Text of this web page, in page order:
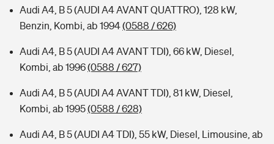
Audi A4, B 5 (AUDI A4 AVANT QUATTRO), 128 kW,
Benzin, Kombi, ab 1994(0588 / 626)
Audi A4, B 5 (AUDI A4 AVANT TDI), 66 kW, Diesel,
Kombi, ab 1996(0588 / 627)
Audi A4, B 5 (AUDI A4 AVANT TDI), 81 kW, Diesel,
Kombi, ab 1995(0588 / 628)
Audi A4, B 5 (AUDI A4 TDI), 55 kW, Diesel, Limousine, ab